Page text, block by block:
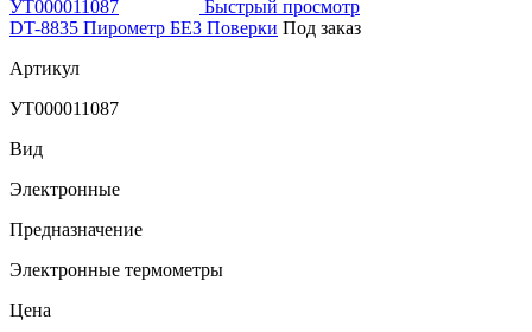
Быстрый просмотр
DT-8835 Пирометр БЕЗ Поверки Под заказ
Артикул
УТ000011087
Вид
Электронные
Предназначение
Электронные термометры
Цена